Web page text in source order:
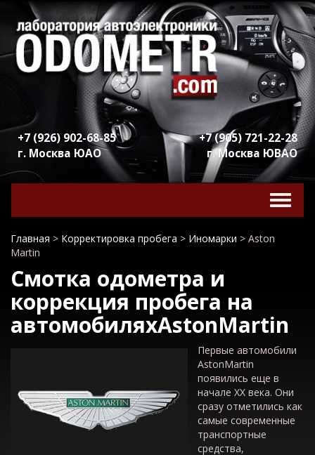
+7 (926) 902-68-85
г. Москва ЮАО
+7 (905) 721-22-28
г. Москва ЮВАО
Главная > Корректировка пробега > Иномарки > Aston
Martin
Смотка одометра и
коррекция пробега на
автомобиляхAstonMartin
Первые автомобили
AstonMartin
появились еще в
начале ХХ века. Они
сразу отметились как
самые современные
транспортные
средства,